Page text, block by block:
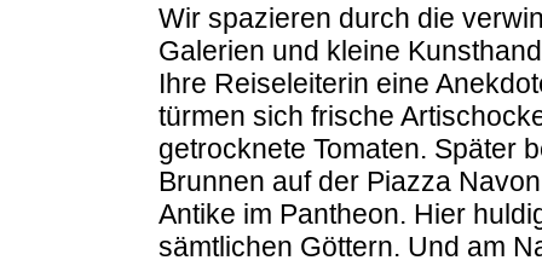
Wir spazieren durch die
Galerien und kleine
Ihre Reiseleiterin eine
türmen sich frische
getrocknete Tomaten. Später
Brunnen auf der Piazza
Antike im Pantheon. Hier
sämtlichen Göttern. Und am